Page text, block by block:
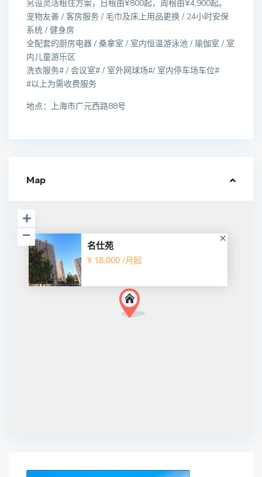
另设灵活租住方案，日租由¥800起，周租由¥4,900起。
宠物友善 / 客房服务 / 毛巾及床上用品更换 / 24小时安保
系统 / 健身房
全配套的厨房电器 / 桑拿室 / 室内恒温游泳池 / 瑜伽室 / 室
内儿童游乐区
洗衣服务# / 会议室# / 室外网球场#/ 室内停车场车位#
#以上为需收费服务
地点：上海市广元西路88号
Map
名仕苑
¥ 18.000 /月起